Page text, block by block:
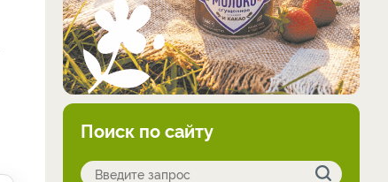
Поиск по сайту